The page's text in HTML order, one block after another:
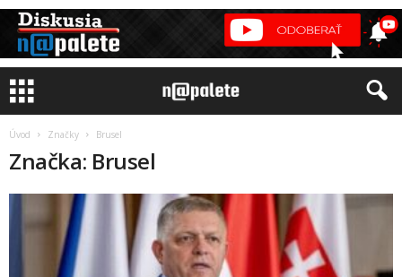
Úvod Značky Brusel
Značka: Brusel